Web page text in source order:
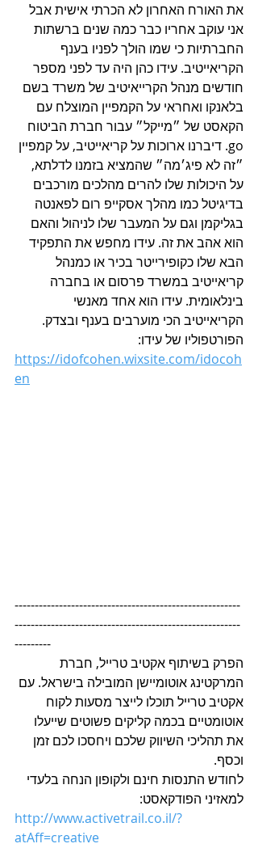
את האורח האחרון לא הכרתי אישית אבל
אני עוקב אחריו כבר כמה שנים ברשתות
החברתיות כי שמו הולך לפניו בענף
הקריאייטיב. עידו כהן היה עד לפני מספר
חודשים מנהל הקרייאיטיב של משרד בשם
בלאנקו ואחראי על הקמפיין המוצלח עם
הקאסט של ״מייקל״ עבור חברת הביטוח
go. דיברנו ארוכות על קריאייטיב, על קמפיין
״זה לא פיג׳מה״ שהמציא בזמנו לדלתא,
על היכולות שלו להרים מהלכים מורכבים
בדיגיטל כמו מהלך אסקייפ רום לפאנטה
בגליקמן וגם על המעבר שלו לניהול והאם
הוא אהב את זה. עידו מחפש את התפקיד
הבא שלו כקופירייטר בכיר או כמנהל
קריאייטיב במשרד פרסום או בחברה
בינלאומית. עידו הוא אחד מאנשי
הקריאייטיב הכי מוערבים בענף ובצדק.
הפורטפוליו של עידו:
https://idofcohen.wixsite.com/idocoh
en
--------------------------------------------------------
--------------------------------------------------------
---------
הפרק בשיתוף אקטיב טרייל, חברת
המרקטינג אוטומיישן המובילה בישראל. עם
אקטיב טרייל תוכלו לייצר מסעות לקוח
אוטומטיים בכמה קליקים פשוטים שייעלו
את תהליכי השיווק שלכם ויחסכו לכם זמן
וכסף.
לחודש התנסות חינם ולקופון הנחה בלעדי
למאזיני הפודקאסט:
http://www.activetrail.co.il/?
atAff=creative